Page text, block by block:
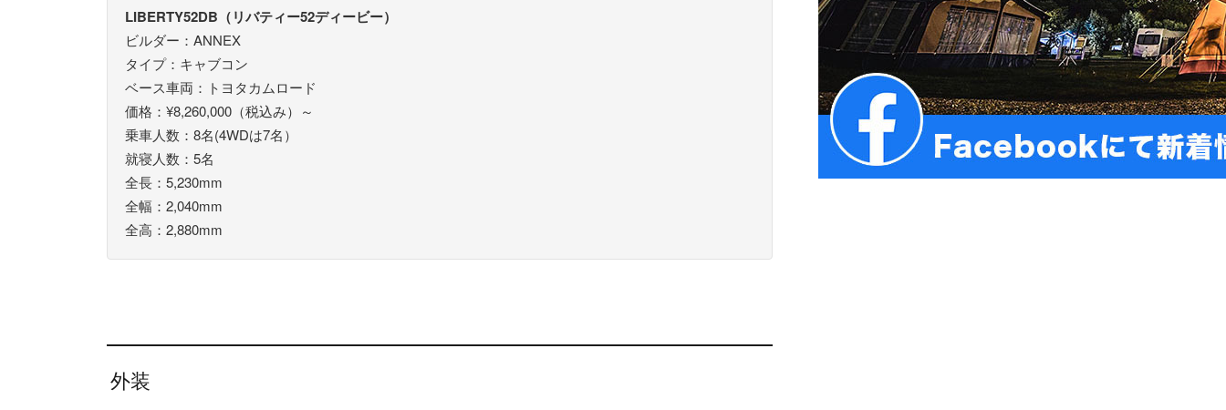
LIBERTY52DB（リバティー52ディービー）
ビルダー：ANNEX
タイプ：キャブコン
ベース車両：トヨタカムロード
価格：¥8,260,000（税込み）～
乗車人数：8名(4WDは7名）
就寝人数：5名
全長：5,230mm
全幅：2,040mm
全高：2,880mm
外装